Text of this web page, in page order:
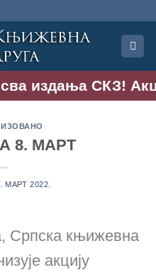
издања СКЗ!
8. МАРТ
МАРТ 2022.
Српска књижевна
акцију